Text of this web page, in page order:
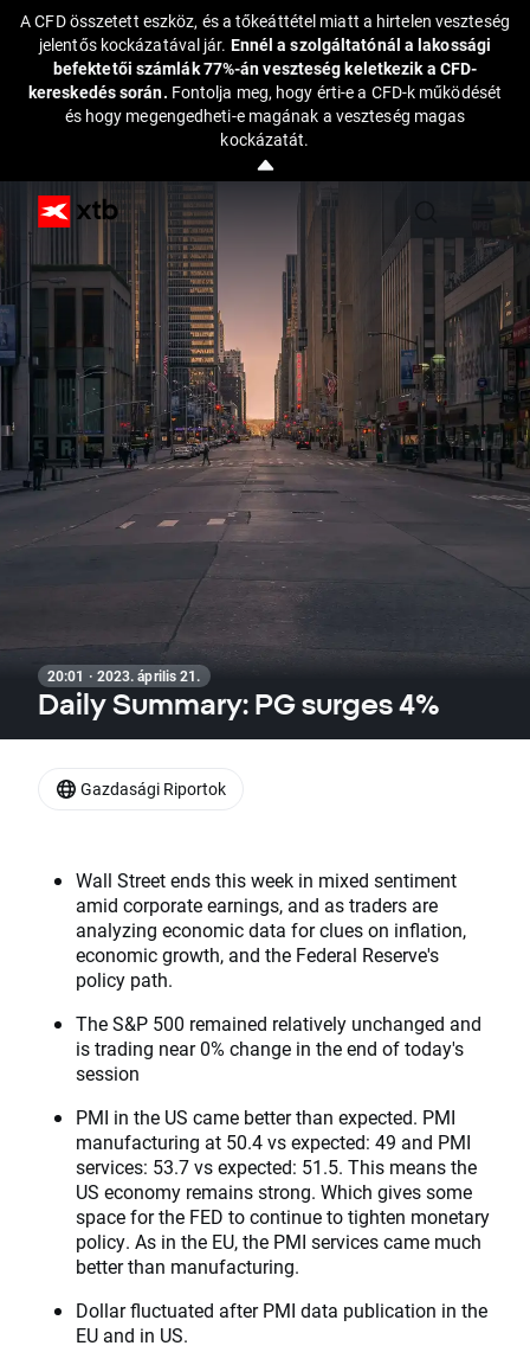
A CFD összetett eszköz, és a tőkeáttétel miatt a hirtelen veszteség
jelentős kockázatával jár. Ennél a szolgáltatónál a lakossági
befektetői számlák 77%-án veszteség keletkezik a CFD-
kereskedés során. Fontolja meg, hogy érti-e a CFD-k működését
és hogy megengedheti-e magának a veszteség magas
kockázatát.
20:01 · 2023. április 21.
Daily Summary: PG surges 4%
Wall Street ends this week in mixed sentiment
amid corporate earnings, and as traders are
analyzing economic data for clues on inflation,
economic growth, and the Federal Reserve's
policy path.
The S&P 500 remained relatively unchanged and
is trading near 0% change in the end of today's
session
PMI in the US came better than expected. PMI
manufacturing at 50.4 vs expected: 49 and PMI
services: 53.7 vs expected: 51.5. This means the
US economy remains strong. Which gives some
space for the FED to continue to tighten monetary
policy. As in the EU, the PMI services came much
better than manufacturing.
Dollar fluctuated after PMI data publication in the
EU and in US.
Gazdasági Riportok